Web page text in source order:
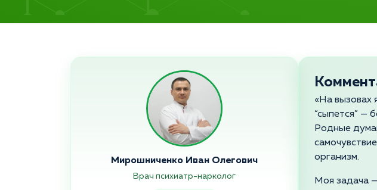
Мирошниченко Иван Олегович
Врач психиатр-нарколог
«На вызовах
“сыпется” —
Родные
организм.
Моя задача